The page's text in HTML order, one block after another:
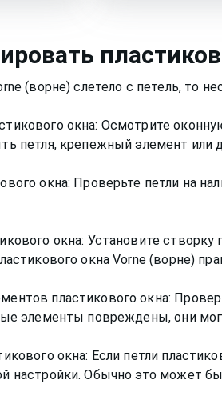
(ворне) слетело с петель, то
окна: Осмотрите
петля, крепежный элемент или
окна: Проверьте петли на
окна: Установите
окна Vorne (ворне)
пластикового окна:
элементы повреждены, они
окна: Если петли
настройки. Обычно это может